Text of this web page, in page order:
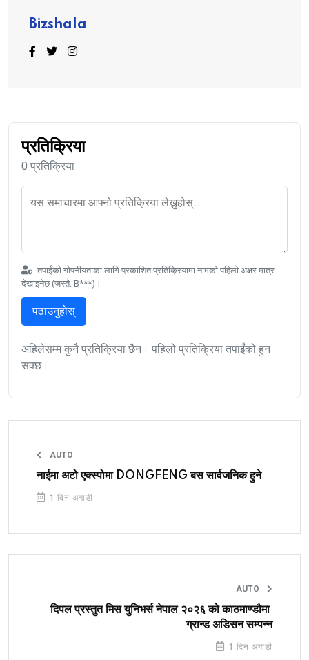
Bizshala
प्रतिक्रिया
0 प्रतिक्रिया
तपाईंको गोपनीयताका लागि प्रकाशित प्रतिक्रियामा नामको पहिलो अक्षर मात्र
देखाइनेछ (जस्तै: B***)।
पठाउनुहोस्
अहिलेसम्म कुनै प्रतिक्रिया छैन। पहिलो प्रतिक्रिया तपाईंको हुन
सक्छ।
AUTO
नाईमा अटो एक्स्पोमा DONGFENG बस सार्वजनिक हुने
1 दिन अगाडी
AUTO
दिपल प्रस्तुत मिस युनिभर्स नेपाल २०२६ को काठमाण्डौमा
ग्रान्ड अडिसन सम्पन्न
1 दिन अगाडी